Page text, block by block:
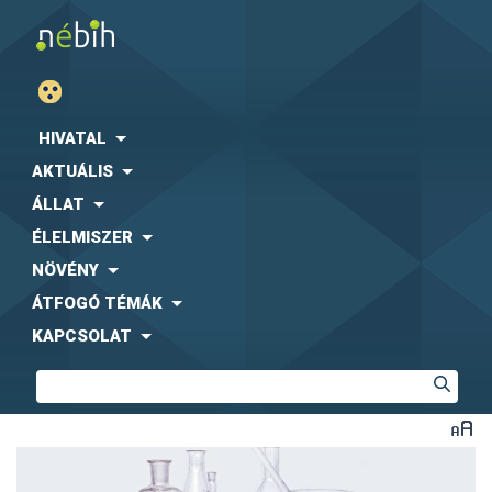
HIVATAL
AKTUÁLIS
ÁLLAT
ÉLELMISZER
NÖVÉNY
ÁTFOGÓ TÉMÁK
KAPCSOLAT